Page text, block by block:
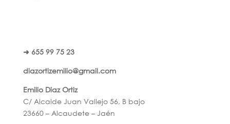
➜ 655 99 75 23
diazortizemilio@gmail.com
Emilio Diaz Ortiz
C/ Alcalde Juan Vallejo 56, B bajo
23660 – Alcaudete – Jaén